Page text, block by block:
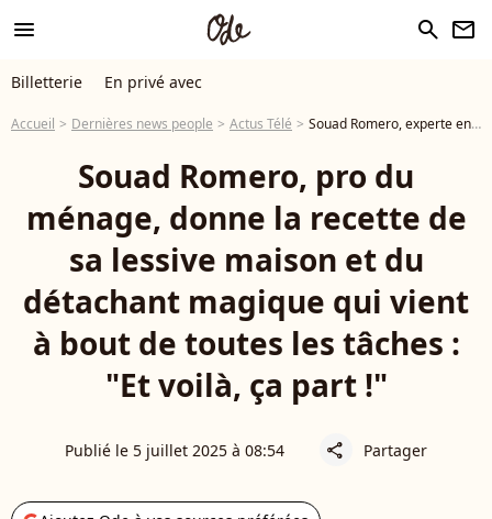
menu search newsletter
Billetterie En privé avec
Accueil Dernières news people Actus Télé Souad Romero, experte en ménage, donne sa recette de la lessive maison et du détachant magique qui vient à bout de toutes les tâches
Souad Romero, pro du
ménage, donne la recette de
sa lessive maison et du
détachant magique qui vient
à bout de toutes les tâches :
"Et voilà, ça part !"
Publié le 5 juillet 2025 à 08:54 share Partager